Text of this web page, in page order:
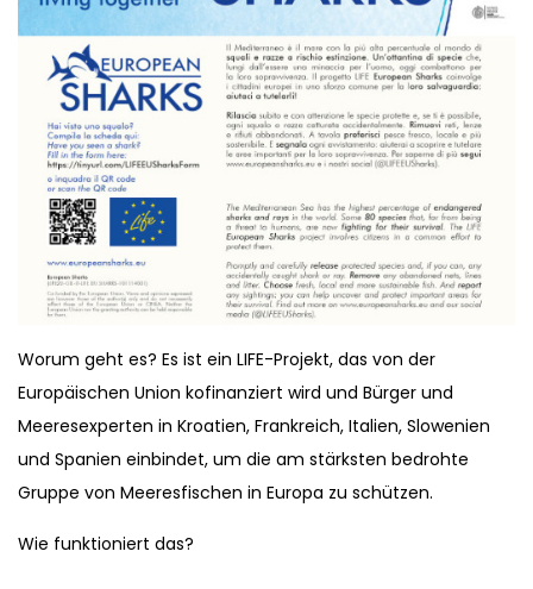
Worum geht es? Es ist ein LIFE-Projekt, das von der
Europäischen Union kofinanziert wird und Bürger und
Meeresexperten in Kroatien, Frankreich, Italien, Slowenien
und Spanien einbindet, um die am stärksten bedrohte
Gruppe von Meeresfischen in Europa zu schützen.
Wie funktioniert das?